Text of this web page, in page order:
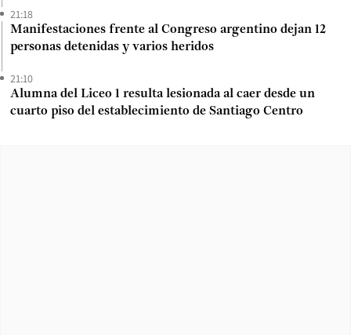
21:18
Manifestaciones frente al Congreso argentino dejan 12
personas detenidas y varios heridos
21:10
Alumna del Liceo 1 resulta lesionada al caer desde un
cuarto piso del establecimiento de Santiago Centro